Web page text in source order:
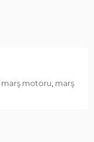
marş motoru, marş